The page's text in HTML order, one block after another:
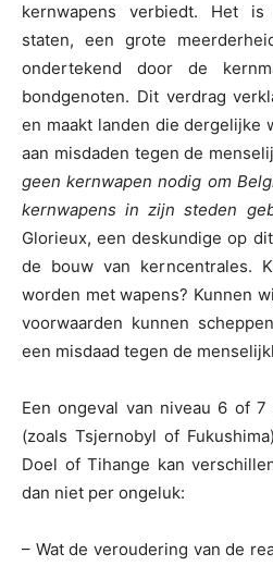
kernwapens verbiedt. Het
staten, een grote
ondertekend door de
bondgenoten. Dit verdrag
en maakt landen die dergelijke
aan misdaden tegen de
geen kernwapen nodig om
kernwapens in zijn steden
Glorieux, een deskundige op
de bouw van kerncentrales.
worden met wapens? Kunnen
voorwaarden kunnen
een misdaad tegen de
Een ongeval van niveau 6 of 7
(zoals Tsjernobyl of
Doel of Tihange kan
dan niet per ongeluk:
– Wat de veroudering van de